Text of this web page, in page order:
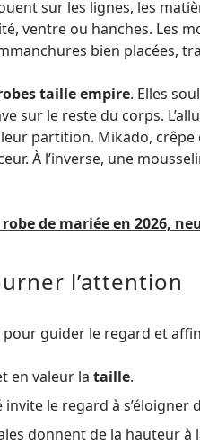
sur les lignes, les
ventre ou hanches. Les
bien placées,
taille empire. Elles
sur le reste du corps.
partition. Mikado,
À l’inverse, une
de mariée en 2026,
l’attention
pour guider le regard et
en valeur la taille.
le regard à s’éloigner
donnent de la hauteur à